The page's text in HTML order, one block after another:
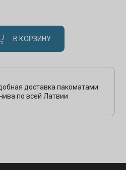
В КОРЗИНУ
доставка пакоматами
по всей Латвии